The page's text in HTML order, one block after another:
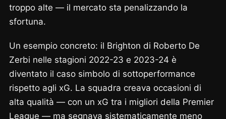
troppo alte — il mercato sta penalizzando la
sfortuna.
Un esempio concreto: il Brighton di Roberto De
Zerbi nelle stagioni 2022-23 e 2023-24 è
diventato il caso simbolo di sottoperformance
rispetto agli xG. La squadra creava occasioni di
alta qualità — con un xG tra i migliori della Premier
League — ma segnava sistematicamente meno